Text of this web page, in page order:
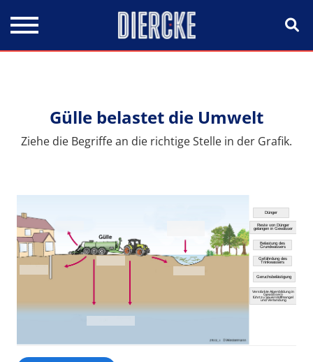
Gülle belastet die Umwelt
Ziehe die Begriffe an die richtige Stelle in der Grafik.